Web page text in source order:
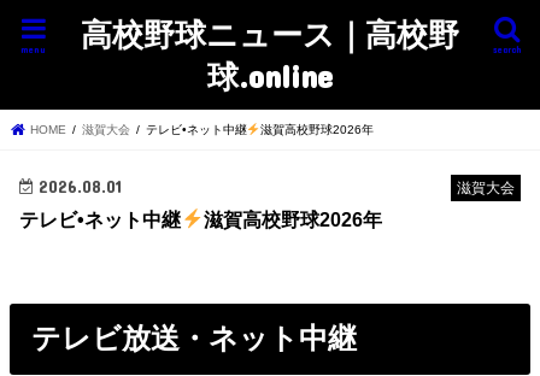
高校野球ニュース｜高校野
球.online
search
menu
HOME 滋賀大会 テレビ•ネット中継 滋賀高校野球2026年
滋賀大会
2026.08.01
テレビ•ネット中継 滋賀高校野球2026年
テレビ放送・ネット中継